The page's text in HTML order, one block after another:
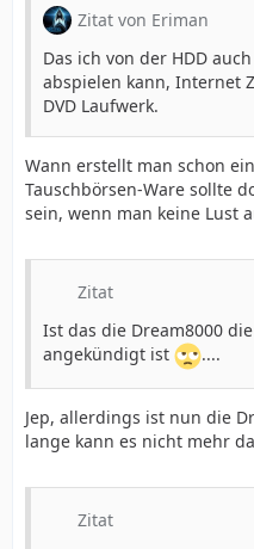
Zitat von Eriman
Das ich von der HDD
abspielen kann, Internet
DVD Laufwerk.
Wann erstellt man schon
Tauschbörsen-Ware sollte
sein, wenn man keine Lust
Zitat
Ist das die Dream8000
angekündigt ist
....
Jep, allerdings ist nun die
lange kann es nicht mehr
Zitat